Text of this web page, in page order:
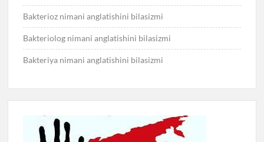
Bakterioz nimani anglatishini bilasizmi
Bakteriolog nimani anglatishini bilasizmi
Bakteriya nimani anglatishini bilasizmi